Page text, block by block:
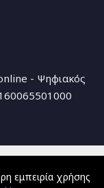
- Ψηφιακός
εμπειρία χρήσης